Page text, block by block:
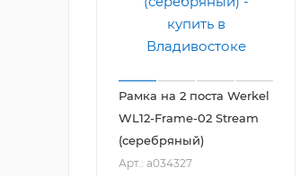
Рамка на 2 поста Werkel
WL12-Frame-02 Stream
(серебряный)
Арт.: a034327